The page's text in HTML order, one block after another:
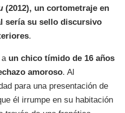
(2012), un cortometraje en
sería su sello discursivo
.
un chico tímido de 16 años
amoroso. Al
para una presentación de
él irrumpe en su habitación